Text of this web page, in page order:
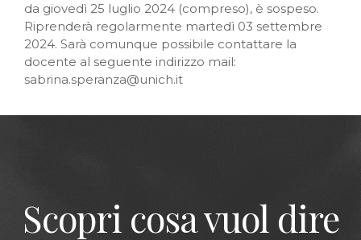
da giovedì 25 luglio 2024 (compreso), è sospeso.
Riprenderà regolarmente martedì 03 settembre
2024. Sarà comunque possibile contattare la
docente al seguente indirizzo mail:
sabrina.speranza@unich.it
Scopri cosa vuol dire